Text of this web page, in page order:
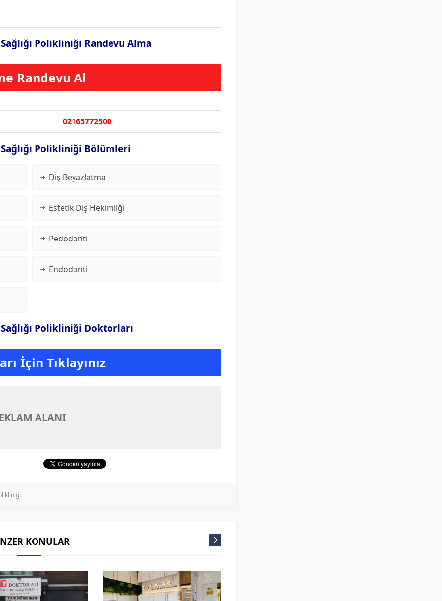
Polikliniği Randevu Alma
Randevu Al
02165772500
Polikliniği Bölümleri
Diş Beyazlatma
Estetik Diş Hekimliği
Pedodonti
Endodonti
Polikliniği Doktorları
İçin Tıklayınız
ALANI
KONULAR